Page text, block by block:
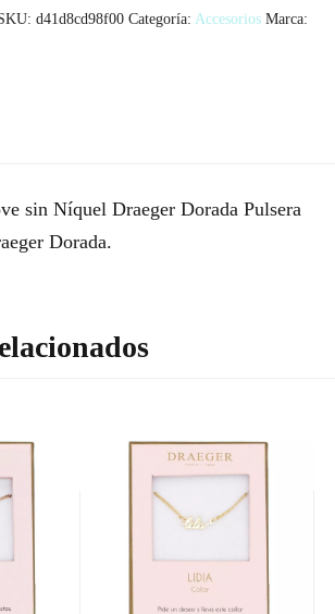
d41d8cd98f00 Categoría: Accesorios Marca:
sin Níquel Draeger Dorada Pulsera
Dorada.